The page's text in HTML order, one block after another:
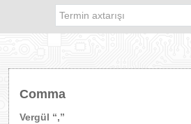
Comma
Vergül “,”